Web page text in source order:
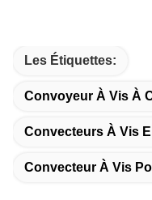
Les Étiquettes:
Convoyeur À Vis À
Convecteurs À Vis
Convecteur À Vis